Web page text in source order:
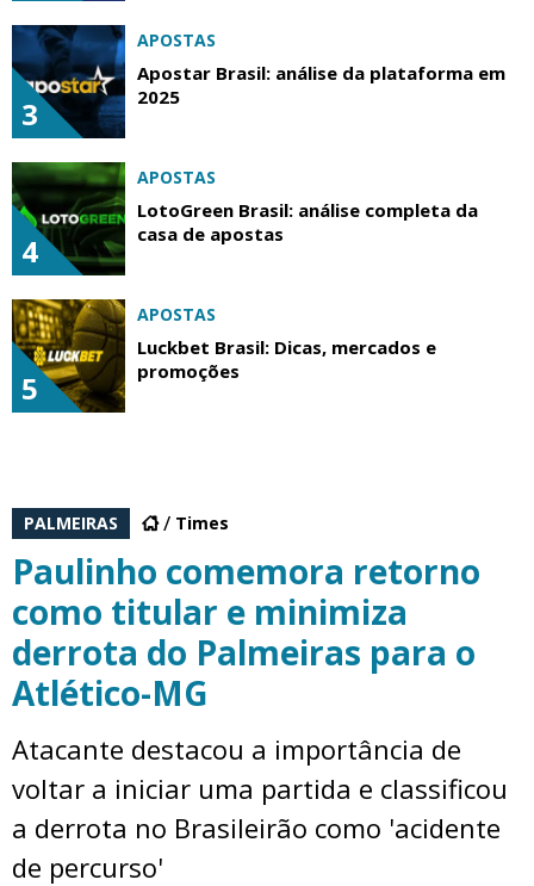
3
APOSTAS
Apostar Brasil: análise da plataforma em
2025
4
APOSTAS
LotoGreen Brasil: análise completa da
casa de apostas
5
APOSTAS
Luckbet Brasil: Dicas, mercados e
promoções
PALMEIRAS Times
Paulinho comemora retorno
como titular e minimiza
derrota do Palmeiras para o
Atlético-MG
Atacante destacou a importância de
voltar a iniciar uma partida e classificou
a derrota no Brasileirão como 'acidente
de percurso'